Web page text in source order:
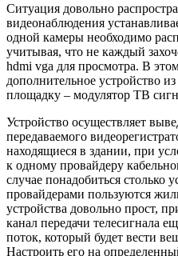
Ситуация довольно
видеонаблюдения
одной камеры необходимо
учитывая, что не каждый
hdmi vga для просмотра. В
дополнительное устройство
площадку – модулятор ТВ
Устройство осуществляет
передаваемого
находящиеся в здании, при
к одному провайдеру
случае понадобиться столько
провайдерами пользуются
устройства довольно прост,
канал передачи телесигнала
поток, который будет вести
Настроить его на